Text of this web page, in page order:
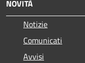
NOVITÀ
Notizie
Comunicati
Avvisi